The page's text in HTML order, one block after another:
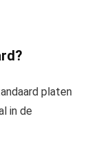
platen
in de